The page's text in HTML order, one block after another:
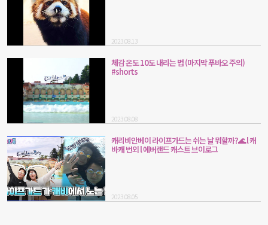
2023.08.13
체감 온도 10도 내리는 법 (마지막 푸바오 주의)
#shorts
2023.08.08
캐리비안베이 라이프가드는 쉬는 날 뭐할까?🌊 l 캐
바캐 번외 l 에버랜드 캐스트 브이로그
2023.08.05